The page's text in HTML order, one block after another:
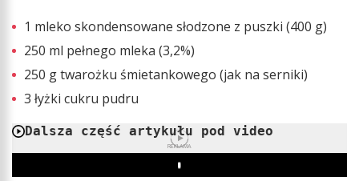
1 mleko skondensowane słodzone z puszki (400 g)
250 ml pełnego mleka (3,2%)
250 g twarożku śmietankowego (jak na serniki)
3 łyżki cukru pudru
Dalsza część artykułu pod video
REKLAMA
Play